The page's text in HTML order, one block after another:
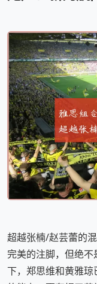
超越张楠/赵芸蕾的
完美的注脚，但绝
下，郑思维和黄雅